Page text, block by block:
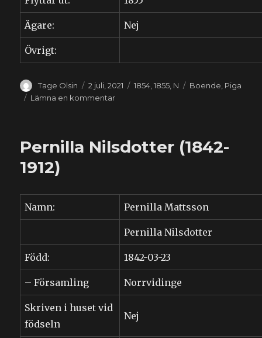
Ägare: Nej
Övrigt:
Författare
Tage Olsin
Publicerat
den
2 juli, 2021 Kategorier
1854 ,1855 N Etiketter
Boende Piga
Lämna en kommentartill
1911)
Pernilla Nilsdotter (1842-
1912)
Namn: Pernilla Mattsson
Pernilla Nilsdotter
Född: 1842-03-23
– Församling Norrvidinge
Skriven i huset vid
födseln
Nej